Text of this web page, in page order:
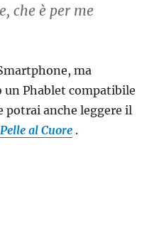
che è per me
ma
Phablet compatibile
potrai anche leggere il
al Cuore .